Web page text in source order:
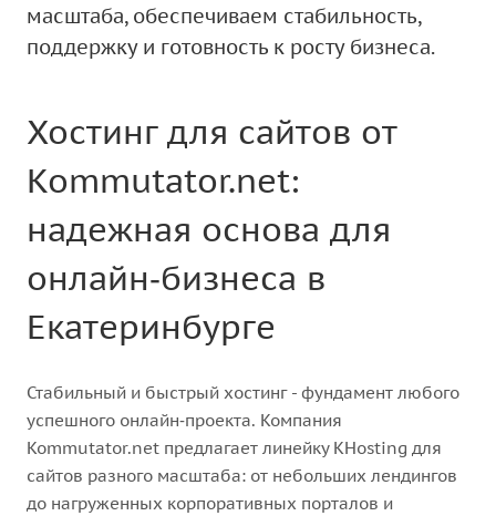
масштаба, обеспечиваем стабильность,
поддержку и готовность к росту бизнеса.
Хостинг для сайтов от
Kommutator.net:
надежная основа для
онлайн‑бизнеса в
Екатеринбурге
Стабильный и быстрый хостинг - фундамент любого
успешного онлайн‑проекта. Компания
Kommutator.net предлагает линейку KHosting для
сайтов разного масштаба: от небольших лендингов
до нагруженных корпоративных порталов и